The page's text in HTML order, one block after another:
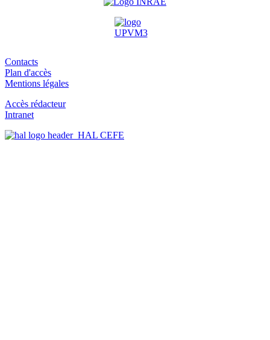
Contacts
Plan d'accès
Mentions légales
Accès rédacteur
Intranet
HAL CEFE